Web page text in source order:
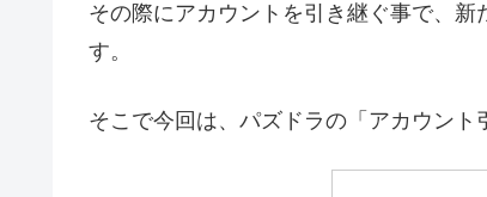
その際にアカウントを引き継ぐ事で、
す。
そこで今回は、パズドラの「アカウント